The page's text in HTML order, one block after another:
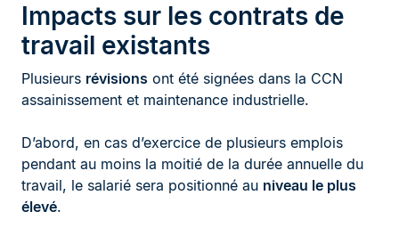
Impacts sur les contrats de
travail existants
Plusieurs révisions ont été signées dans la CCN
assainissement et maintenance industrielle.
D’abord, en cas d’exercice de plusieurs emplois
pendant au moins la moitié de la durée annuelle du
travail, le salarié sera positionné au niveau le plus
élevé.